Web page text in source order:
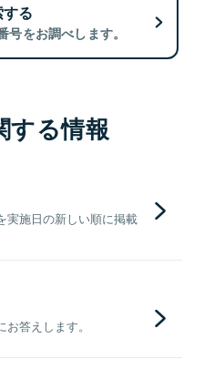
る
をお調べします。
する情報
実施日の新しい順に掲載
答えします。